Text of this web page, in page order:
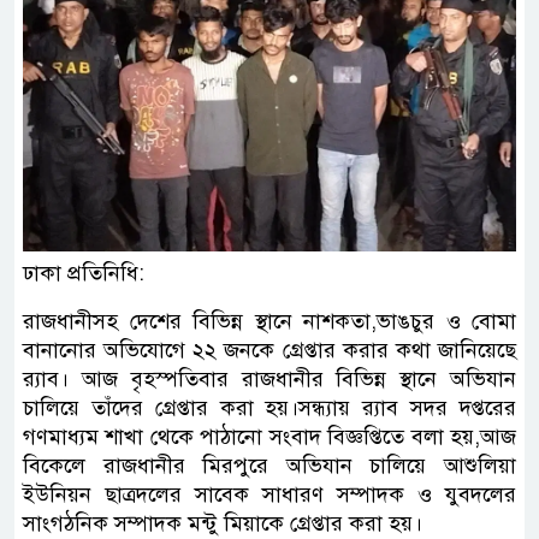
ঢাকা প্রতিনিধি:
রাজধানীসহ দেশের বিভিন্ন স্থানে নাশকতা,ভাঙচুর ও বোমা
বানানোর অভিযোগে ২২ জনকে গ্রেপ্তার করার কথা জানিয়েছে
র‍্যাব। আজ বৃহস্পতিবার রাজধানীর বিভিন্ন স্থানে অভিযান
চালিয়ে তাঁদের গ্রেপ্তার করা হয়।সন্ধ্যায় র‍্যাব সদর দপ্তরের
গণমাধ্যম শাখা থেকে পাঠানো সংবাদ বিজ্ঞপ্তিতে বলা হয়,আজ
বিকেলে রাজধানীর মিরপুরে অভিযান চালিয়ে আশুলিয়া
ইউনিয়ন ছাত্রদলের সাবেক সাধারণ সম্পাদক ও যুবদলের
সাংগঠনিক সম্পাদক মন্টু মিয়াকে গ্রেপ্তার করা হয়।